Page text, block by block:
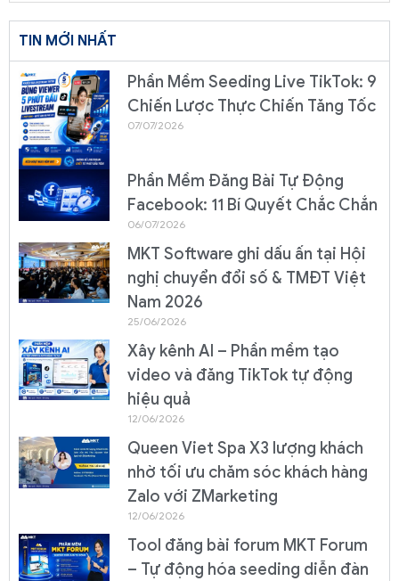
TIN MỚI NHẤT
Phần Mềm Seeding Live TikTok: 9
Chiến Lược Thực Chiến Tăng Tốc
07/07/2026
Phần Mềm Đăng Bài Tự Động
Facebook: 11 Bí Quyết Chắc Chắn
06/07/2026
MKT Software ghi dấu ấn tại Hội
nghị chuyển đổi số & TMĐT Việt
Nam 2026
25/06/2026
Xây kênh AI – Phần mềm tạo
video và đăng TikTok tự động
hiệu quả
12/06/2026
Queen Viet Spa X3 lượng khách
nhờ tối ưu chăm sóc khách hàng
Zalo với ZMarketing
12/06/2026
Tool đăng bài forum MKT Forum
– Tự động hóa seeding diễn đàn